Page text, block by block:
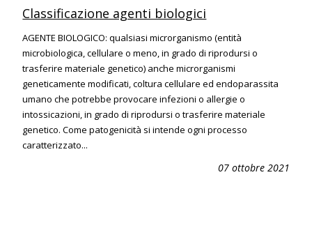
Classificazione agenti biologici
AGENTE BIOLOGICO: qualsiasi microrganismo (entità
microbiologica, cellulare o meno, in grado di riprodursi o
trasferire materiale genetico) anche microrganismi
geneticamente modificati, coltura cellulare ed endoparassita
umano che potrebbe provocare infezioni o allergie o
intossicazioni, in grado di riprodursi o trasferire materiale
genetico. Come patogenicità si intende ogni processo
caratterizzato...
07 ottobre 2021